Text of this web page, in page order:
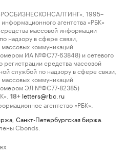
1995–
агентства «РБК»
массовой информации
надзору в сфере связи,
коммуникаций
ИА №ФС77-63848) и сетевого
регистрации средства массовой
службой по надзору в сфере связи,
коммуникаций
ЭЛ №ФС77-82385)
18+ letters@rbc.ru
агентство «РБК».
Санкт-Петербургская биржа
Cbonds.